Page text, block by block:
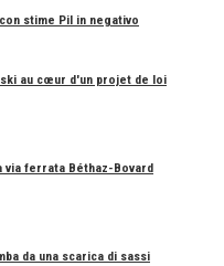
stime Pil in negativo
au cœur d'un projet de loi
ferrata Béthaz-Bovard
da una scarica di sassi